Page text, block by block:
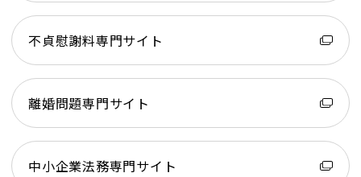
不貞慰謝料専門サイト
離婚問題専門サイト
中小企業法務専門サイト